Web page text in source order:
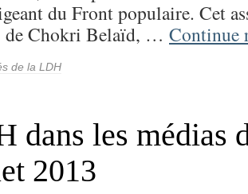
du Front populaire. Cet
de Chokri Belaïd, … Continue
de la LDH
dans les médias
2013